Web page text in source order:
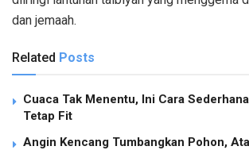
dan jemaah.
Related Posts
Cuaca Tak Menentu, Ini Cara
Tetap Fit
Angin Kencang Tumbangkan Pohon,